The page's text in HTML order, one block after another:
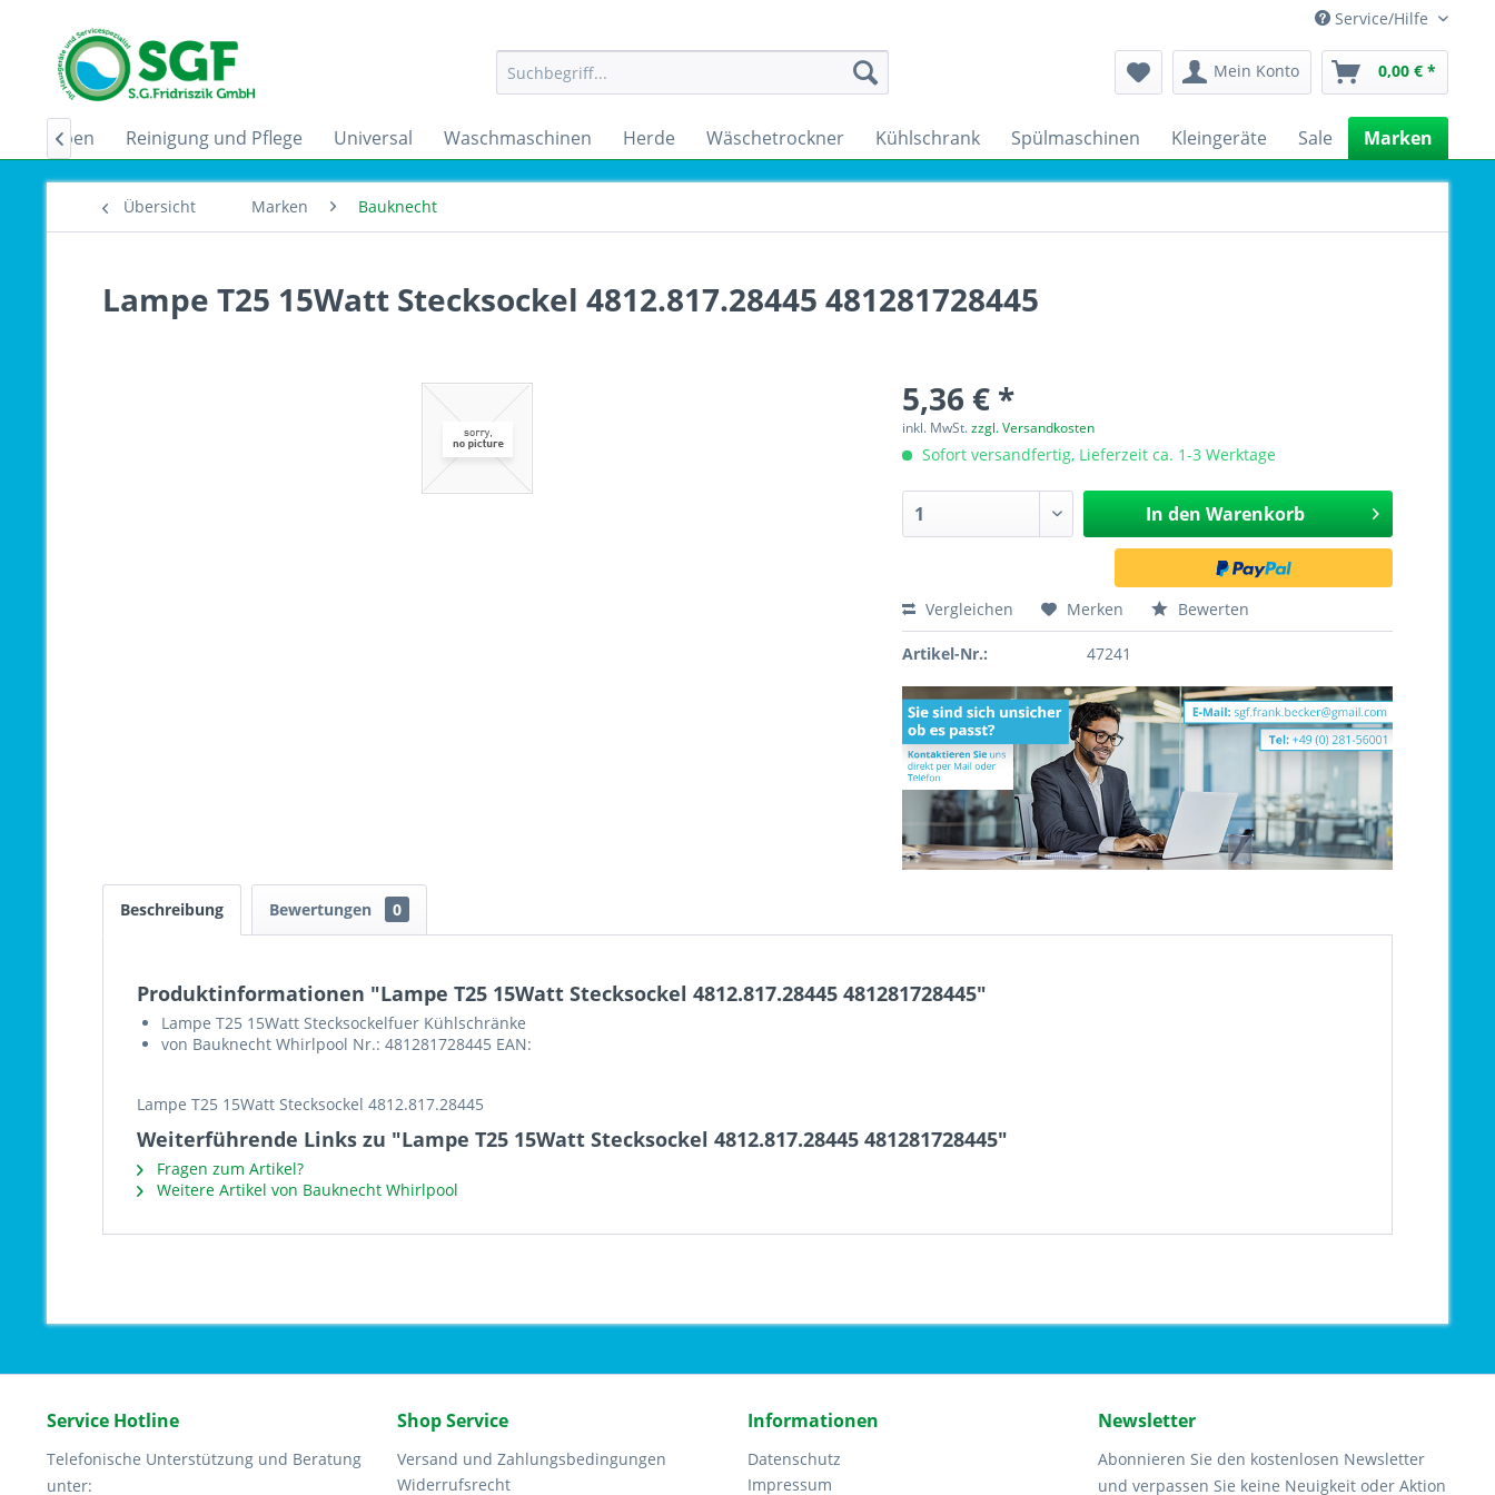
Service/Hilfe
Mein Konto 0,00 € *
Reinigung und Pflege Universal Waschmaschinen Herde Wäschetrockner Kühlschrank Spülmaschinen Kleingeräte Sale Marken

Übersicht Marken Bauknecht
Lampe T25 15Watt Stecksockel 4812.817.28445 481281728445
5,36 € *
inkl. MwSt.zzgl. Versandkosten
Sofort versandfertig, Lieferzeit ca. 1-3 Werktage
In den Warenkorb
Vergleichen Merken Bewerten
Artikel-Nr.: 47241
Beschreibung Bewertungen 0
Produktinformationen "Lampe T25 15Watt Stecksockel 4812.817.28445 481281728445"
Lampe T25 15Watt Stecksockelfuer Kühlschränke
von Bauknecht Whirlpool Nr.: 481281728445 EAN:
Lampe T25 15Watt Stecksockel 4812.817.28445
Weiterführende Links zu "Lampe T25 15Watt Stecksockel 4812.817.28445 481281728445"
Fragen zum Artikel?
Weitere Artikel von Bauknecht Whirlpool
Service Hotline
Telefonische Unterstützung und Beratung
unter:
Shop Service
Versand und Zahlungsbedingungen
Widerrufsrecht
Informationen
Datenschutz
Impressum
Newsletter
Abonnieren Sie den kostenlosen Newsletter
und verpassen Sie keine Neuigkeit oder Aktion